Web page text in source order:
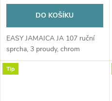
DO KOŠÍKU
EASY JAMAICA JA 107 ruční
sprcha, 3 proudy, chrom
Tip